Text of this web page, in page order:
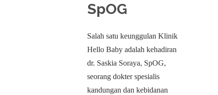
SpOG
Salah satu keunggulan Klinik
Hello Baby adalah kehadiran
dr. Saskia Soraya, SpOG,
seorang dokter spesialis
kandungan dan kebidanan